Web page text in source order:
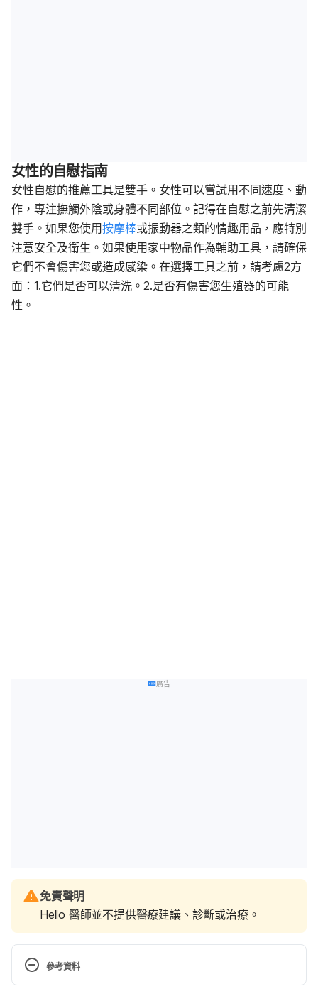
女性的自慰指南
女性自慰的推薦工具是雙手。女性可以嘗試用不同速度、動
作，專注撫觸外陰或身體不同部位。記得在自慰之前先清潔
雙手。如果您使用按摩棒或振動器之類的情趣用品，應特別
注意安全及衛生。如果使用家中物品作為輔助工具，請確保
它們不會傷害您或造成感染。在選擇工具之前，請考慮2方
面：1.它們是否可以清洗。2.是否有傷害您生殖器的可能
性。
廣告
免責聲明
Hello 醫師並不提供醫療建議、診斷或治療。
參考資料